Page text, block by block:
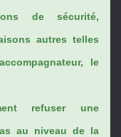
de sécurité,
autres telles
le
refuser une
au niveau de la